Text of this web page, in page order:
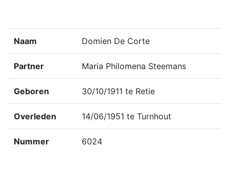
Naam Domien De Corte
Partner Maria Philomena Steemans
Geboren 30/10/1911 te Retie
Overleden 14/06/1951 te Turnhout
Nummer 6024